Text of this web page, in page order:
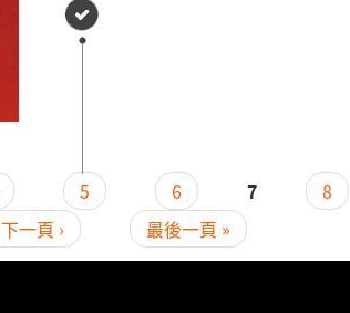
5 6 7
8
下一頁 ›
最後一頁 »